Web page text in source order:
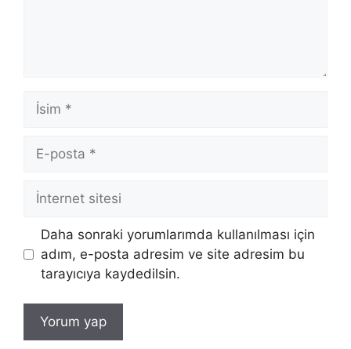
İsim
posta
İnternet
sitesi
Daha sonraki yorumlarımda kullanılması için
adım, e-posta adresim ve site adresim bu
tarayıcıya kaydedilsin.